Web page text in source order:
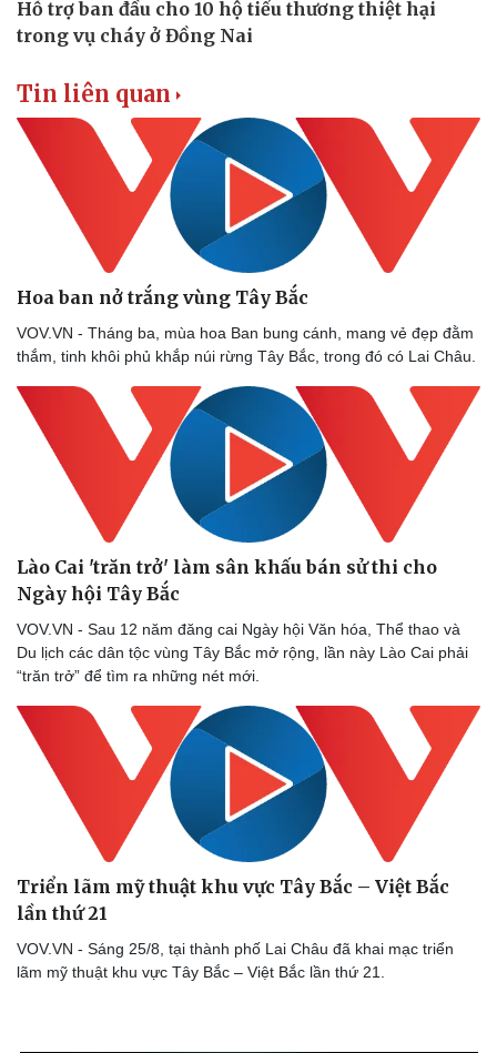
Thể thao
Bóng đá
Lịch thi đấu bóng đá
Thế giới thể thao
Hậu trường
Ô tô - Xe máy
Xe máy
Tư vấn
Tin liên quan
Hoa ban nở trắng vùng Tây Bắc
VOV.VN - Tháng ba, mùa hoa Ban bung cánh, mang vẻ đẹp đằm
thắm, tinh khôi phủ khắp núi rừng Tây Bắc, trong đó có Lai Châu.
Lào Cai 'trăn trở' làm sân khấu bán sử thi cho
Ngày hội Tây Bắc
VOV.VN - Sau 12 năm đăng cai Ngày hội Văn hóa, Thể thao và
Du lịch các dân tộc vùng Tây Bắc mở rộng, lần này Lào Cai phải
“trăn trở” để tìm ra những nét mới.
Triển lãm mỹ thuật khu vực Tây Bắc – Việt Bắc
lần thứ 21
VOV.VN - Sáng 25/8, tại thành phố Lai Châu đã khai mạc triển
lãm mỹ thuật khu vực Tây Bắc – Việt Bắc lần thứ 21.